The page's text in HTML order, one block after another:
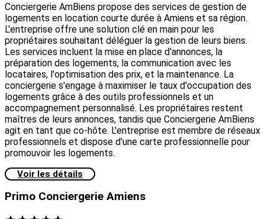
Conciergerie AmBiens propose des services de gestion de
logements en location courte durée à Amiens et sa région.
L'entreprise offre une solution clé en main pour les
propriétaires souhaitant déléguer la gestion de leurs biens.
Les services incluent la mise en place d'annonces, la
préparation des logements, la communication avec les
locataires, l'optimisation des prix, et la maintenance. La
conciergerie s'engage à maximiser le taux d'occupation des
logements grâce à des outils professionnels et un
accompagnement personnalisé. Les propriétaires restent
maîtres de leurs annonces, tandis que Conciergerie AmBiens
agit en tant que co-hôte. L'entreprise est membre de réseaux
professionnels et dispose d'une carte professionnelle pour
promouvoir les logements.
Voir les détails
Primo Conciergerie Amiens